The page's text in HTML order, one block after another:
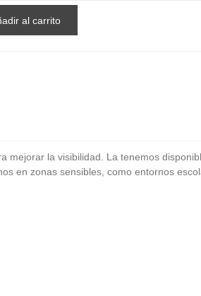
al carrito
la visibilidad. La tenemos
en zonas sensibles, como entornos